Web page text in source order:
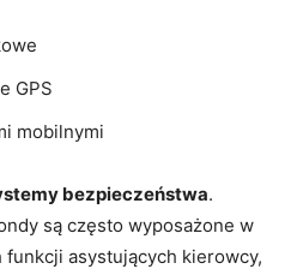
GPS
mobilnymi
bezpieczeństwa.
są często wyposażone w
funkcji asystujących kierowcy,